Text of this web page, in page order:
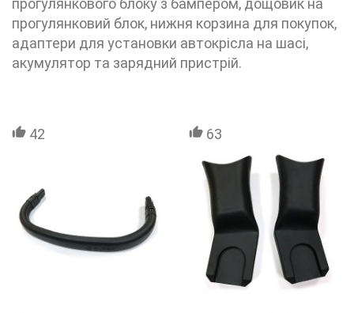
прогулянкового блоку з бампером, дощовик на
прогулянковий блок, нижня корзина для покупок,
адаптери для установки автокрісла на шасі,
акумулятор та зарядний пристрій.
42 63